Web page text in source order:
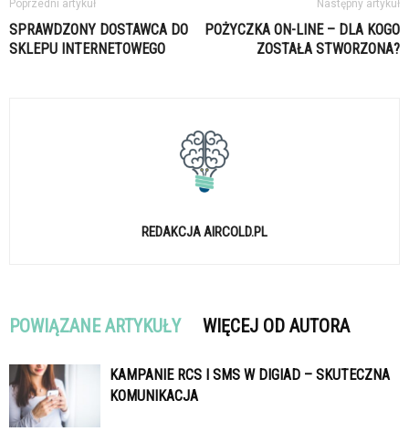
Poprzedni artykuł
SPRAWDZONY DOSTAWCA DO
SKLEPU INTERNETOWEGO
Następny artykuł
POŻYCZKA ON-LINE – DLA KOGO
ZOSTAŁA STWORZONA?
REDAKCJA AIRCOLD.PL
POWIĄZANE ARTYKUŁY WIĘCEJ OD AUTORA
KAMPANIE RCS I SMS W DIGIAD – SKUTECZNA
KOMUNIKACJA